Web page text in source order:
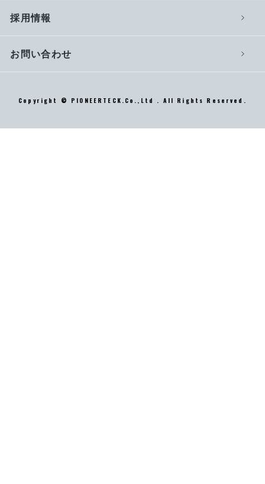
採用情報
お問い合わせ
Copyright © PIONEERTECK.Co.,Ltd . All Rights Reserved.